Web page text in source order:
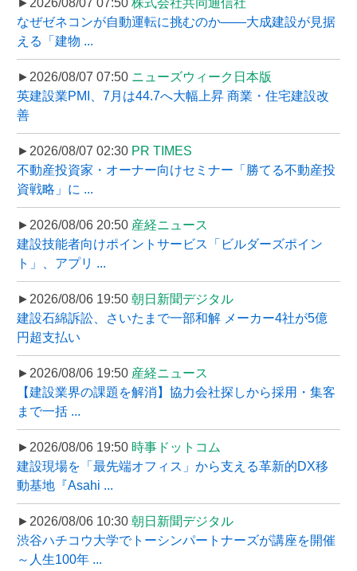
なぜゼネコンが自動運転に挑むのか――大成建設が見据
える「建物 ...
►2026/08/07 07:50 ニューズウィーク日本版
英建設業PMI、7月は44.7へ大幅上昇 商業・住宅建設改
善
►2026/08/07 02:30 PR TIMES
不動産投資家・オーナー向けセミナー「勝てる不動産投
資戦略」に ...
►2026/08/06 20:50 産経ニュース
建設技能者向けポイントサービス「ビルダーズポイン
ト」、アプリ ...
►2026/08/06 19:50 朝日新聞デジタル
建設石綿訴訟、さいたまで一部和解 メーカー4社が5億
円超支払い
►2026/08/06 19:50 産経ニュース
【建設業界の課題を解消】協力会社探しから採用・集客
まで一括 ...
►2026/08/06 19:50 時事ドットコム
建設現場を「最先端オフィス」から支える革新的DX移
動基地『Asahi ...
►2026/08/06 10:30 朝日新聞デジタル
渋谷ハチコウ大学でトーシンパートナーズが講座を開催
～人生100年 ...